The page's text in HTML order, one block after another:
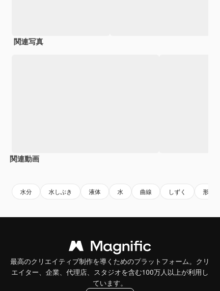
関連写真
関連動画
水分 水しぶき 液体 水 曲線 しずく 形
最高のクリエイティブ制作を導くためのプラットフォーム。クリ
エイター、企業、代理店、スタジオを含む100万人以上が利用し
ています。